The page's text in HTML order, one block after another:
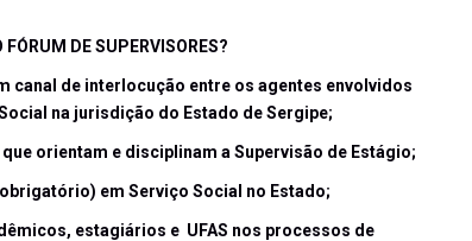
DE SUPERVISORES?
canal de interlocução entre os agentes envolvidos
na jurisdição do Estado de Sergipe;
orientam e disciplinam a Supervisão de Estágio;
em Serviço Social no Estado;
estagiários e UFAS nos processos de